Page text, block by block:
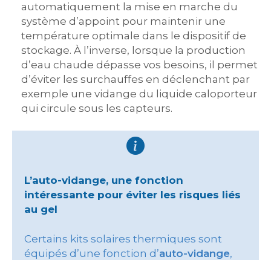
automatiquement la mise en marche du
système d’appoint pour maintenir une
température optimale dans le dispositif de
stockage. À l’inverse, lorsque la production
d’eau chaude dépasse vos besoins, il permet
d’éviter les surchauffes en déclenchant par
exemple une vidange du liquide caloporteur
qui circule sous les capteurs.
L’auto-vidange, une fonction
intéressante pour éviter les risques liés
au gel
Certains kits solaires thermiques sont
équipés d’une fonction d’auto-vidange,